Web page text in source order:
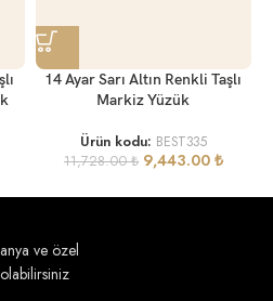
14 Ayar Sarı Altın Renkli Taşlı
Markiz Yüzük
Ürün kodu: BEST335
11,728.00₺ 9,443.00 ₺
ve özel